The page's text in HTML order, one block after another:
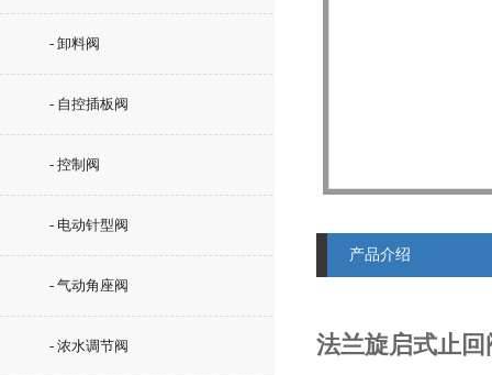
- 卸料阀
- 自控插板阀
- 控制阀
- 电动针型阀
- 气动角座阀
- 浓水调节阀
产品介绍
法兰旋启式止